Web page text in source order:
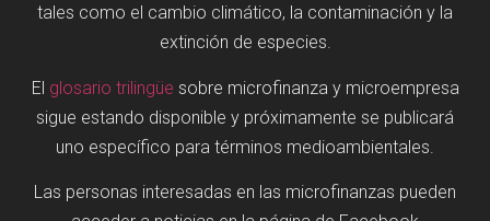
tales como el cambio climático, la contaminación y la
extinción de especies.
El glosario trilingüe sobre microfinanza y microempresa
sigue estando disponible y próximamente se publicará
uno específico para términos medioambientales.
Las personas interesadas en las microfinanzas pueden